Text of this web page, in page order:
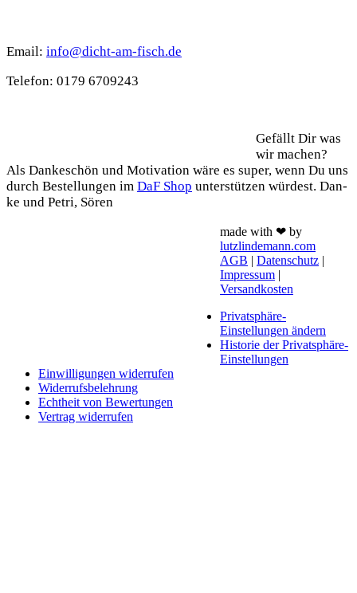
Email: info@dicht-am-fisch.de
Tele­fon: 0179 6709243
Gefällt Dir was
wir machen?
Als Dan­ke­schön und Moti­va­ti­on wäre es super, wenn Du uns
durch Bestel­lun­gen im DaF Shop unter­stüt­zen wür­dest. Dan­
ke und Petri, Sören
made with ❤ by
lutzlindemann.com
AGB | Datenschutz |
Impressum |
Versandkosten
Privatsphäre-
Einstellungen ändern
Historie der Privatsphäre-
Einstellungen
Einwilligungen widerrufen
Widerrufsbelehrung
Echtheit von Bewertungen
Vertrag widerrufen